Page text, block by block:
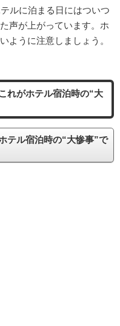
ルに泊まる日にはついつ
声が上がっています。ホ
ように注意しましょう。
れがホテル宿泊時の“大
ル宿泊時の“大惨事”で